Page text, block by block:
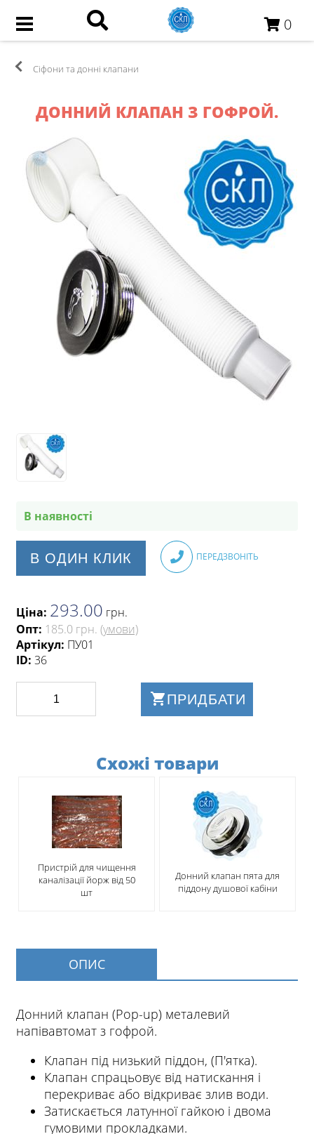
0
Сіфони та донні клапани
ДОННИЙ КЛАПАН З ГОФРОЙ.
В наявності
В ОДИН КЛИК ПЕРЕДЗВОНІТЬ
Ціна: 293.00 грн.
Опт: 185.0 грн. (умови)
Артікул: ПУ01
ID: 36
ПРИДБАТИ
Схожі товари
Пристрій для чищення
каналізації йорж від 50
шт​
Донний клапан пята для
піддону душової кабіни
ОПИС
Донний клапан (Pop-up) металевий
напівавтомат з гофрой.
Клапан під низький піддон, (П'ятка).
Клапан спрацьовує від натискання і
перекриває або відкриває злив води.
Затискається латунної гайкою і двома
гумовими прокладками.